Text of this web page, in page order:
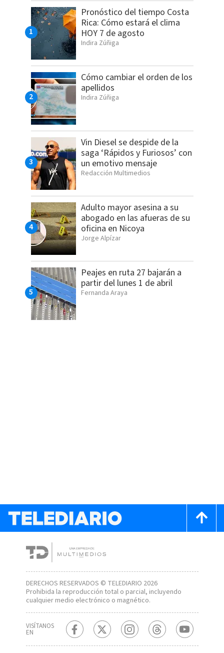
Pronóstico del tiempo Costa
Rica: Cómo estará el clima
HOY 7 de agosto
Indira Zúñiga
Cómo cambiar el orden de los
apellidos
Indira Zúñiga
Vin Diesel se despide de la
saga ‘Rápidos y Furiosos’ con
un emotivo mensaje
Redacción Multimedios
Adulto mayor asesina a su
abogado en las afueras de su
oficina en Nicoya
Jorge Alpízar
Peajes en ruta 27 bajarán a
partir del lunes 1 de abril
Fernanda Araya
DERECHOS RESERVADOS © TELEDIARIO 2026
Prohibida la reproducción total o parcial, incluyendo
cualquier medio electrónico o magnético.
VISÍTANOS
EN